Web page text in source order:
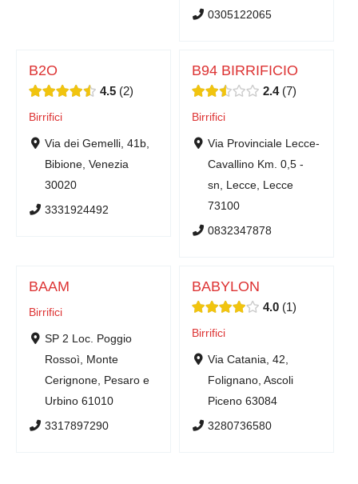
0305122065
B2O
4.5 2
Birrifici
Via dei Gemelli, 41b,
Bibione, Venezia
30020
3331924492
B94 BIRRIFICIO
2.4 7
Birrifici
Via Provinciale Lecce-
Cavallino Km. 0,5 -
sn, Lecce, Lecce
73100
0832347878
BAAM
Birrifici
SP 2 Loc. Poggio
Rossoì, Monte
Cerignone, Pesaro e
Urbino 61010
3317897290
BABYLON
4.0 1
Birrifici
Via Catania, 42,
Folignano, Ascoli
Piceno 63084
3280736580